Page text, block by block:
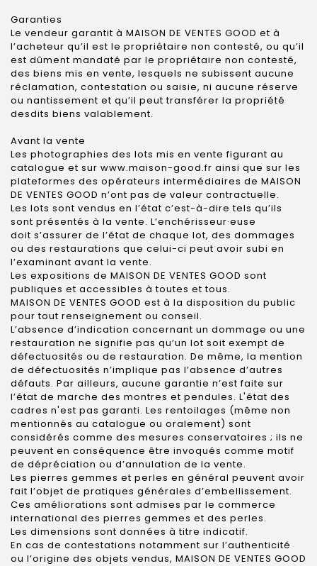
Garanties
Le vendeur garantit à MAISON DE VENTES GOOD et à
l’acheteur qu’il est le propriétaire non contesté, ou qu’il
est dûment mandaté par le propriétaire non contesté,
des biens mis en vente, lesquels ne subissent aucune
réclamation, contestation ou saisie, ni aucune réserve
ou nantissement et qu’il peut transférer la propriété
desdits biens valablement.
Avant la vente
Les photographies des lots mis en vente figurant au
catalogue et sur www.maison-good.fr ainsi que sur les
plateformes des opérateurs intermédiaires de MAISON
DE VENTES GOOD n’ont pas de valeur contractuelle.
Les lots sont vendus en l’état c’est-à-dire tels qu’ils
sont présentés à la vente. L’enchérisseur·euse
doit s’assurer de l’état de chaque lot, des dommages
ou des restaurations que celui-ci peut avoir subi en
l’examinant avant la vente.
Les expositions de MAISON DE VENTES GOOD sont
publiques et accessibles à toutes et tous.
MAISON DE VENTES GOOD est à la disposition du public
pour tout renseignement ou conseil.
L’absence d’indication concernant un dommage ou une
restauration ne signifie pas qu’un lot soit exempt de
défectuosités ou de restauration. De même, la mention
de défectuosités n’implique pas l’absence d’autres
défauts. Par ailleurs, aucune garantie n’est faite sur
l’état de marche des montres et pendules. L'état des
cadres n'est pas garanti. Les rentoilages (même non
mentionnés au catalogue ou oralement) sont
considérés comme des mesures conservatoires ; ils ne
peuvent en conséquence être invoqués comme motif
de dépréciation ou d’annulation de la vente.
Les pierres gemmes et perles en général peuvent avoir
fait l’objet de pratiques générales d’embellissement.
Ces améliorations sont admises par le commerce
international des pierres gemmes et des perles.
Les dimensions sont données à titre indicatif.
En cas de contestations notamment sur l’authenticité
ou l’origine des objets vendus, MAISON DE VENTES GOOD